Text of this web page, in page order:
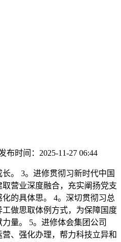
布时间： 2025-11-27 06:44
3。进修贯彻习新时代中国
营业深度融合，充实阐扬党支
的具体思。 4。深切贯彻习总
做思取体例方式，为保障国度
量。 5。进修体会集团公司
、强化办理，帮力科技立异和